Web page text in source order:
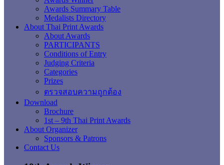
Awards Summary Table
Medalists Directory
About Thai Print Awards
About Awards
PARTICIPANTS
Conditions of Entry
Judging Criteria
Categories
Prizes
ตรวจสอบความถูกต้อง
Download
Brochure
1st – 9th Thai Print Awards
About Organizer
Sponsors & Patrons
Contact Us